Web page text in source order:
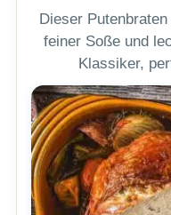
Dieser
feiner Soße und
Klassiker,